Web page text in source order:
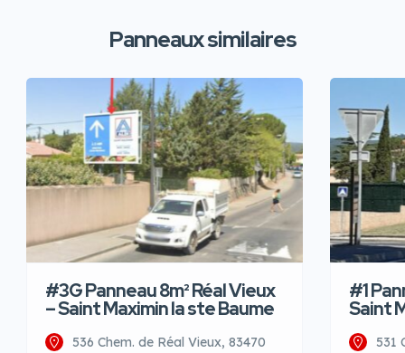
Panneaux similaires
#3G Panneau 8m² Réal Vieux
– Saint Maximin la ste Baume
536 Chem. de Réal Vieux, 83470
#1
Saint
531